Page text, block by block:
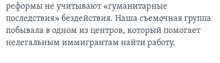
реформы не учитывают «гуманитарные
последствия» бездействия. Наша съемочная группа
побывала в одном из центров, который помогает
нелегальным иммигрантам найти работу.